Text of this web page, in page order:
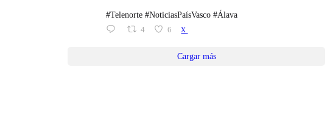
#Telenorte #NoticiasPaísVasco #Álava
4 6 X
Cargar más